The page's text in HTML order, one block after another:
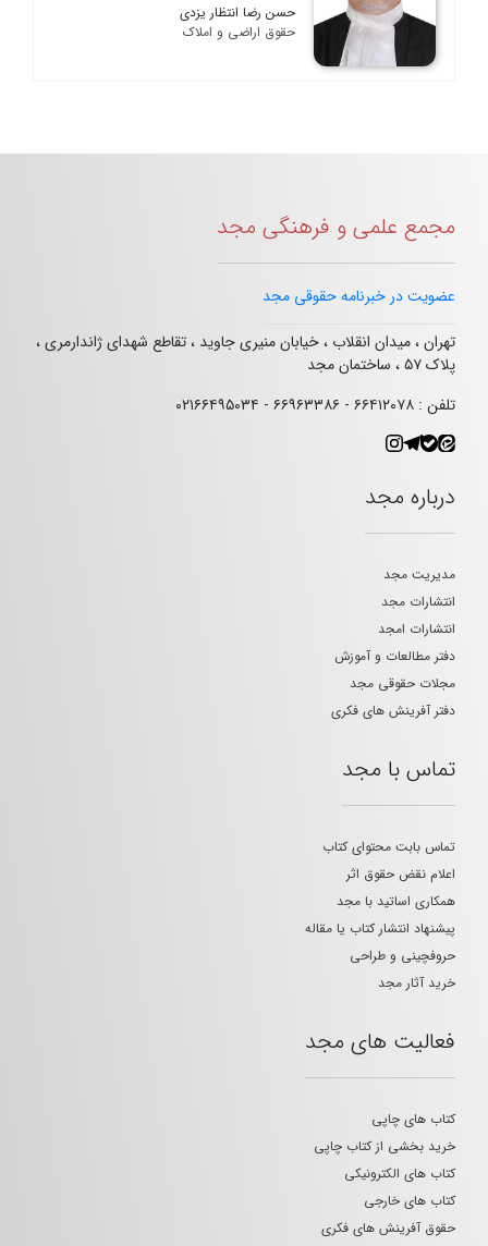
حسن رضا انتظار یزدی
حقوق اراضی و املاک
مجمع علمی و فرهنگی مجد
عضویت در خبرنامه حقوقی مجد
تهران ، میدان انقلاب ، خیابان منیری جاوید ، تقاطع شهدای ژاندارمری ،
پلاک ۵۷ ، ساختمان مجد
تلفن : ۶۶۴۱۲۰۷۸ - ۶۶۹۶۳۳۸۶ - ۰۲۱۶۶۴۹۵۰۳۴
درباره مجد
مدیریت مجد
انتشارات مجد
انتشارات امجد
دفتر مطالعات و آموزش
مجلات حقوقی مجد
دفتر آفرینش های فکری
تماس با مجد
تماس بابت محتوای کتاب
اعلام نقض حقوق اثر
همکاری اساتید با مجد
پیشنهاد انتشار کتاب یا مقاله
حروفچینی و طراحی
خرید آثار مجد
فعالیت های مجد
کتاب های چاپی
خرید بخشی از کتاب چاپی
کتاب های الکترونیکی
کتاب های خارجی
حقوق آفرینش های فکری